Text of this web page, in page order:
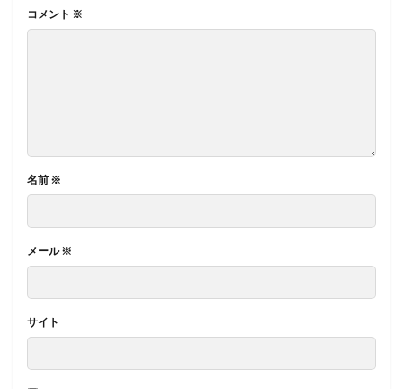
コメント ※
名前 ※
メール※
サイト